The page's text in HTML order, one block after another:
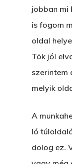
jobban mi
is fogom
oldal
Tök jól
szerintem
melyik
A
ló
dolog ez.